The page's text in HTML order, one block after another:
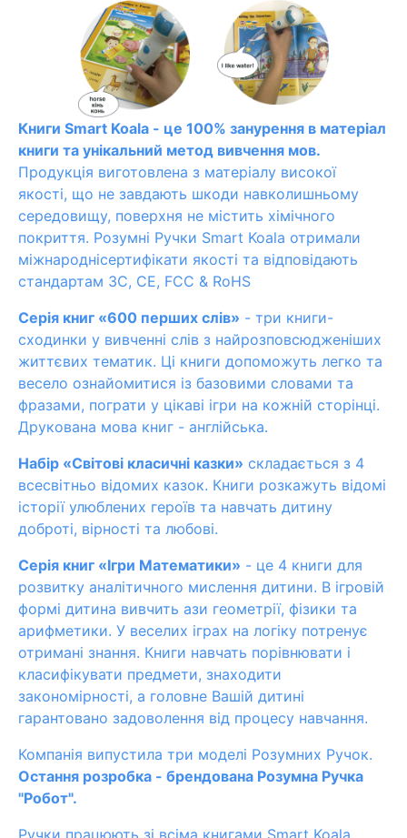
Книги Smart Koala - це 100% занурення в матеріал
книги та унікальний метод вивчення мов.
Продукція виготовлена з матеріалу високої
якості, що не завдають шкоди навколишньому
середовищу, поверхня не містить хімічного
покриття. Розумні Ручки Smart Koala отримали
міжнароднісертифікати якості та відповідають
стандартам 3C, СE, FCC & RoHS
Серія книг «600 перших слів» - три книги-
сходинки у вивченні слів з найрозповсюдженіших
життєвих тематик. Ці книги допоможуть легко та
весело ознайомитися із базовими словами та
фразами, пограти у цікаві ігри на кожній сторінці.
Друкована мова книг - англійська.
Набір «Світові класичні казки» складається з 4
всесвітньо відомих казок. Книги розкажуть відомі
історії улюблених героїв та навчать дитину
доброті, вірності та любові.
Серія книг «Ігри Математики» - це 4 книги для
розвитку аналітичного мислення дитини. В ігровій
формі дитина вивчить ази геометрії, фізики та
арифметики. У веселих іграх на логіку потренує
отримані знання. Книги навчать порівнювати і
класифікувати предмети, знаходити
закономірності, а головне Вашій дитині
гарантовано задоволення від процесу навчання.
Компанія випустила три моделі Розумних Ручок.
Остання розробка - брендована Розумна Ручка
"Робот".